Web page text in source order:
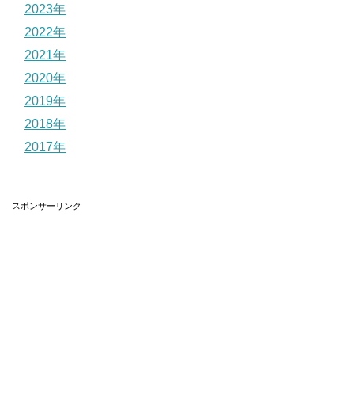
2023年
2022年
2021年
2020年
2019年
2018年
2017年
スポンサーリンク